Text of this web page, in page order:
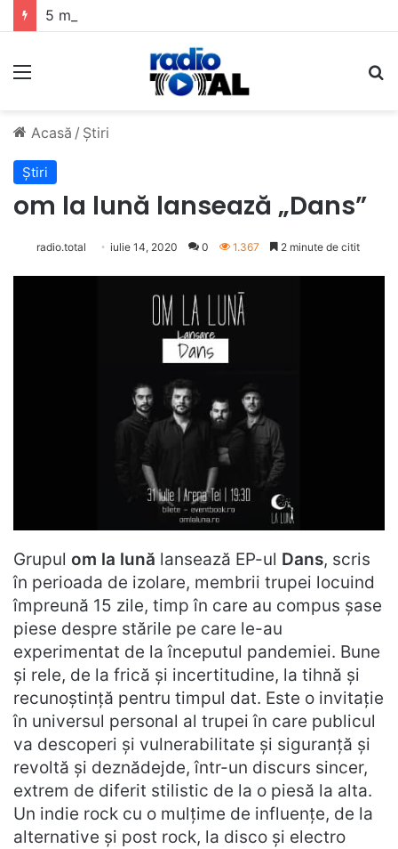
Meniu
Acasă / Știri
Știri
om la lună lansează „Dans”
radio.total iulie 14, 2020 0 1.367 2 minute de citit
Grupul om la lună lansează EP-ul Dans, scris
în perioada de izolare, membrii trupei locuind
împreună 15 zile, timp în care au compus șase
piese despre stările pe care le-au
experimentat de la începutul pandemiei. Bune
și rele, de la frică și incertitudine, la tihnă și
recunoștință pentru timpul dat. Este o invitație
în universul personal al trupei în care publicul
va descoperi și vulnerabilitate și siguranță și
revoltă și deznădejde, într-un discurs sincer,
extrem de diferit stilistic de la o piesă la alta.
Un indie rock cu o mulțime de influențe, de la
alternative și post rock, la disco și electro